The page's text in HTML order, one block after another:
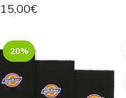
15,00€
20%